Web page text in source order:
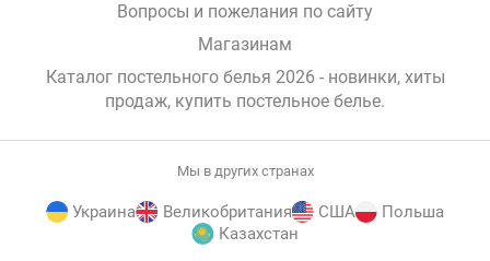
Вопросы и пожелания по сайту
Магазинам
Каталог постельного белья 2026 - новинки, хиты
продаж, купить постельное белье.
Мы в других странах
Украина Великобритания США
Польша
Казахстан